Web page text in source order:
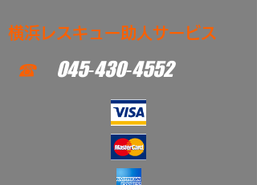
横浜レスキュー助人サービス
☎ 045‐430‐4552